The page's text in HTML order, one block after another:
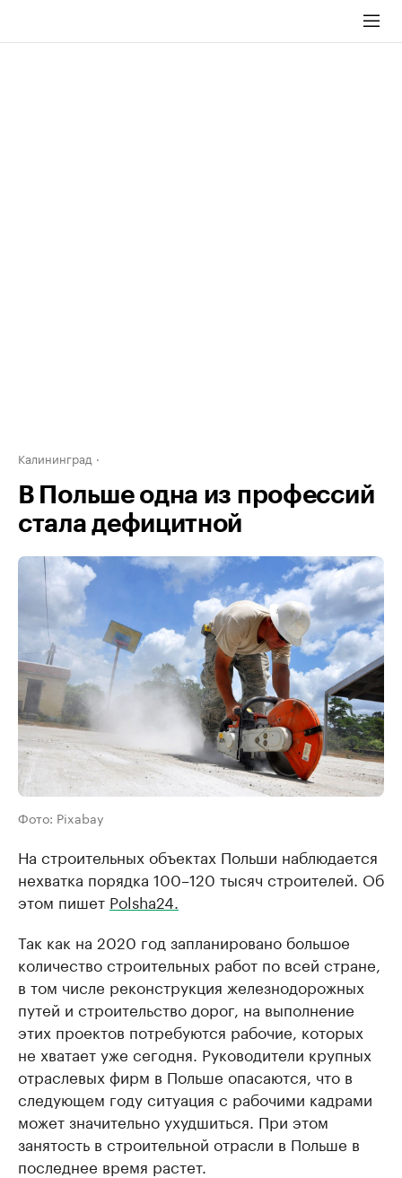
Калининград
В Польше одна из профессий
стала дефицитной
Фото: Pixabay
На строительных объектах Польши наблюдается
нехватка порядка 100–120 тысяч строителей. Об
этом пишет Polsha24.
Так как на 2020 год запланировано большое
количество строительных работ по всей стране,
в том числе реконструкция железнодорожных
путей и строительство дорог, на выполнение
этих проектов потребуются рабочие, которых
не хватает уже сегодня. Руководители крупных
отраслевых фирм в Польше опасаются, что в
следующем году ситуация с рабочими кадрами
может значительно ухудшиться. При этом
занятость в строительной отрасли в Польше в
последнее время растет.